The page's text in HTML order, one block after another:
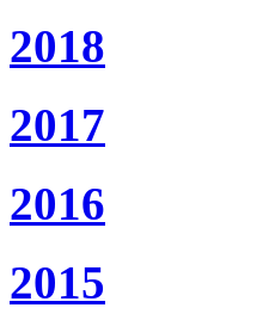
2018
2017
2016
2015